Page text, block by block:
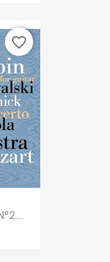
favorite_border